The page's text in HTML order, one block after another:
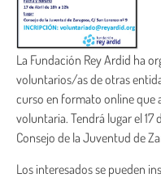
La Fundación Rey Ardid ha
voluntarios/as de otras
curso en formato online que
voluntaria. Tendrá lugar el 17
Consejo de la Juventud de
Los interesados se pueden